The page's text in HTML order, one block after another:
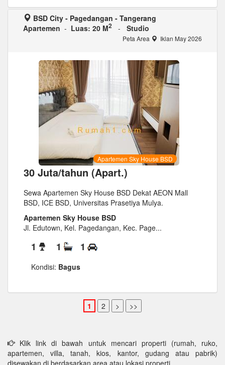
BSD City - Pagedangan - Tangerang
Apartemen - Luas: 20 M2 - Studio
Peta Area Iklan May 2026
Apartemen Sky House BSD
30 Juta/tahun (Apart.)
Sewa Apartemen Sky House BSD Dekat AEON Mall
BSD, ICE BSD, Universitas Prasetiya Mulya.
Apartemen Sky House BSD
Jl. Edutown, Kel. Pagedangan, Kec. Page...
1 1 1
Kondisi: Bagus
Klik link di bawah untuk mencari properti (rumah, ruko,
apartemen, villa, tanah, kios, kantor, gudang atau pabrik)